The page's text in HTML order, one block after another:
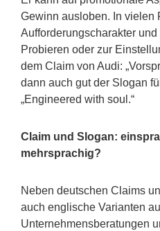
Gewinn ausloben. In vielen
Aufforderungscharakter und
Probieren oder zur
dem Claim von Audi:
dann auch gut der Slogan
„Engineered with soul.“
Claim und Slogan:
mehrsprachig?
Neben deutschen Claims
auch englische Varianten
Unternehmensberatungen